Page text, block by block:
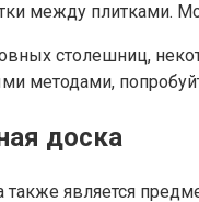
между плитками.
столешниц,
методами,
доска
также является